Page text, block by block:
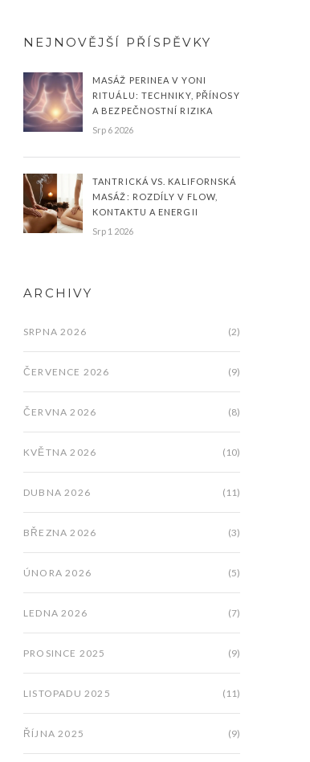
NEJNOVĚJŠÍ PŘÍSPĚVKY
MASÁŽ PERINEA V YONI
RITUÁLU: TECHNIKY, PŘÍNOSY
A BEZPEČNOSTNÍ RIZIKA
Srp 6 2026
TANTRICKÁ VS. KALIFORNSKÁ
MASÁŽ: ROZDÍLY V FLOW,
KONTAKTU A ENERGII
Srp 1 2026
ARCHIVY
SRPNA 2026 (2)
ČERVENCE 2026 (9)
ČERVNA 2026 (8)
KVĚTNA 2026 (10)
DUBNA 2026 (11)
BŘEZNA 2026 (3)
ÚNORA 2026 (5)
LEDNA 2026 (7)
PROSINCE 2025 (9)
LISTOPADU 2025 (11)
ŘÍJNA 2025 (9)